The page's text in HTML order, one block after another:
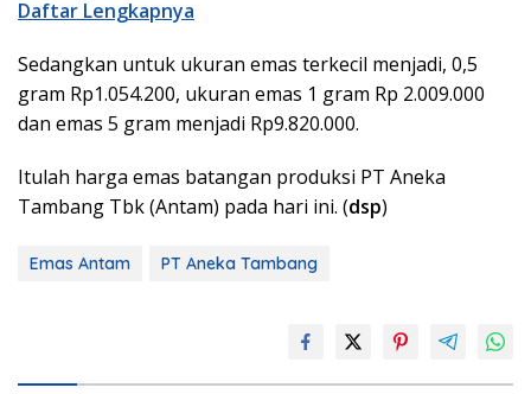
Daftar Lengkapnya
Sedangkan untuk ukuran emas terkecil menjadi, 0,5
gram Rp1.054.200, ukuran emas 1 gram Rp 2.009.000
dan emas 5 gram menjadi Rp9.820.000.
Itulah harga emas batangan produksi PT Aneka
Tambang Tbk (Antam) pada hari ini. (dsp)
Emas Antam PT Aneka Tambang